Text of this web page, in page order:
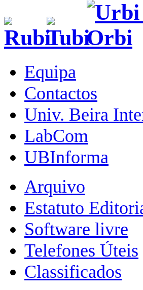
Equipa
Contactos
Univ. Beira
LabCom
UBInforma
Arquivo
Estatuto
Software livre
Telefones Úteis
Classificados